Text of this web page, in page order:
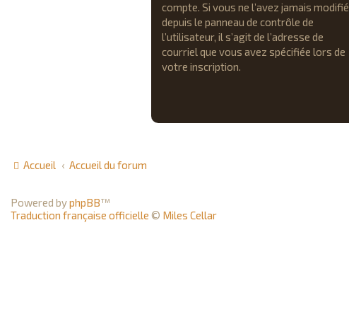
compte. Si vous ne l’avez jamais modifié
depuis le panneau de contrôle de
l’utilisateur, il s’agit de l’adresse de
courriel que vous avez spécifiée lors de
votre inscription.
Accueil Accueil du forum
Powered byphpBB™
Traduction française officielle © Miles Cellar